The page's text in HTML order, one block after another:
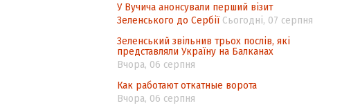
Угоди про торговельні аспекти прав
інтелектуальної власності (TRIPS) у
контексті євроінтеграції
Аналіз виборчого законодавства щодо
підрахунку голосів виборців
У Вучича анонсували перший візит
Зеленського до Сербії Сьогодні, 07 серпня
Зеленський звільнив трьох послів, які
представляли Україну на Балканах
Вчора, 06 серпня
Как работают откатные ворота
Вчора, 06 серпня